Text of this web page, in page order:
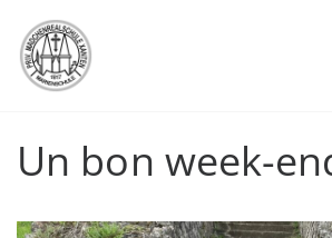
Un bon week-